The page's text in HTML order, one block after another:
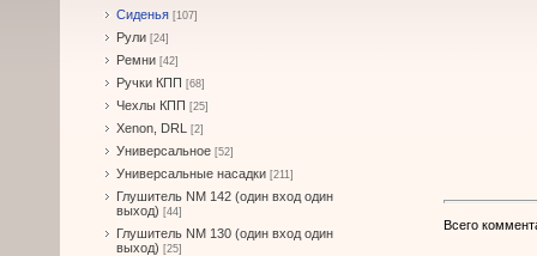
Сиденья [107]
Рули [24]
Ремни [42]
Ручки КПП [68]
Чехлы КПП [25]
Xenon, DRL [2]
Универсальное [52]
Универсальные насадки [211]
Глушитель NM 142 (один вход один
выход) [44]
Глушитель NM 130 (один вход один
выход) [25]
Всего